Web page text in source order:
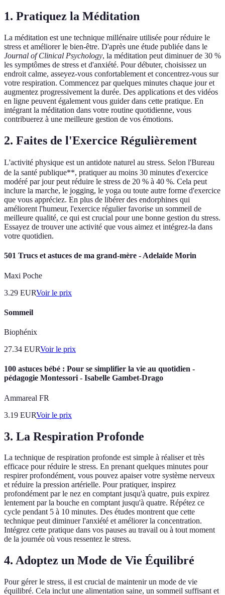
1. Pratiquez la Méditation
La méditation est une technique millénaire utilisée pour réduire le
stress et améliorer le bien-être. D'après une étude publiée dans le
Journal of Clinical Psychology, la méditation peut diminuer de 30 %
les symptômes de stress et d'anxiété. Pour débuter, choisissez un
endroit calme, asseyez-vous confortablement et concentrez-vous sur
votre respiration. Commencez par quelques minutes chaque jour et
augmentez progressivement la durée. Des applications et des vidéos
en ligne peuvent également vous guider dans cette pratique. En
intégrant la méditation dans votre routine quotidienne, vous
contribuerez à une meilleure gestion de vos émotions.
2. Faites de l'Exercice Régulièrement
L'activité physique est un antidote naturel au stress. Selon l'Bureau
de la santé publique**, pratiquer au moins 30 minutes d'exercice
modéré par jour peut réduire le stress de 20 % à 40 %. Cela peut
inclure la marche, le jogging, le yoga ou toute autre forme d'exercice
que vous appréciez. En plus de libérer des endorphines qui
améliorent l'humeur, l'exercice régulier favorise un sommeil de
meilleure qualité, ce qui est crucial pour une bonne gestion du stress.
Essayez de trouver une activité que vous aimez et intégrez-la dans
votre quotidien.
501 Trucs et astuces de ma grand-mère - Adelaïde Morin
Maxi Poche
3.29 EURVoir le prix
Sommeil
Biophénix
27.34 EURVoir le prix
100 astuces bébé : Pour se simplifier la vie au quotidien -
pédagogie Montessori - Isabelle Gambet-Drago
Ammareal FR
3.19 EURVoir le prix
3. La Respiration Profonde
La technique de respiration profonde est simple à réaliser et très
efficace pour réduire le stress. En prenant quelques minutes pour
respirer profondément, vous pouvez apaiser votre système nerveux
et réduire la pression artérielle. Pour pratiquer, inspirez
profondément par le nez en comptant jusqu'à quatre, puis expirez
lentement par la bouche en comptant jusqu'à quatre. Répétez ce
cycle pendant 5 à 10 minutes. Des études montrent que cette
technique peut diminuer l'anxiété et améliorer la concentration.
Intégrez cette pratique dans vos pauses au travail ou à tout moment
de la journée où vous ressentez le stress.
4. Adoptez un Mode de Vie Équilibré
Pour gérer le stress, il est crucial de maintenir un mode de vie
équilibré. Cela inclut une alimentation saine, un sommeil suffisant et